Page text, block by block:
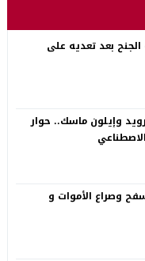
بعد تعديه على
وإيلون ماسك.. حوار
حسين النجار يكتب : علم السفح وصراع الأموات و